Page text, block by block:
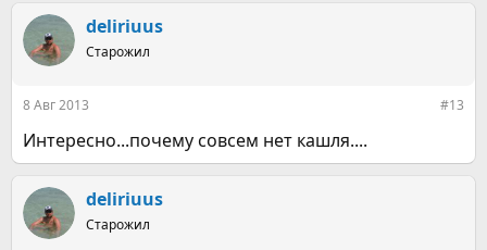
deliriuus
Старожил
8 Авг 2013 #13
Интересно...почему совсем нет кашля....
deliriuus
Старожил